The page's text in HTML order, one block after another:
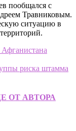
пообщался с
Травниковым.
ситуацию в
риска штамма
ОТ АВТОРА